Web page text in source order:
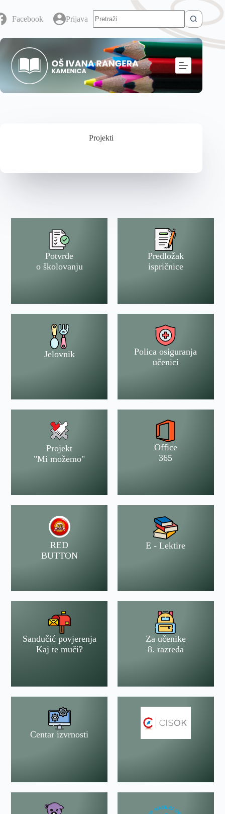
Facebook Prijava
Projekti
Potvrde
o školovanju
Predložak
ispričnice
Jelovnik
Polica osiguranja
učenici
Projekt
"Mi možemo"
Office
365
RED
BUTTON
E - Lektire
Sandučić povjerenja
Kaj te muči?
Za učenike
8. razreda
Centar izvrnosti